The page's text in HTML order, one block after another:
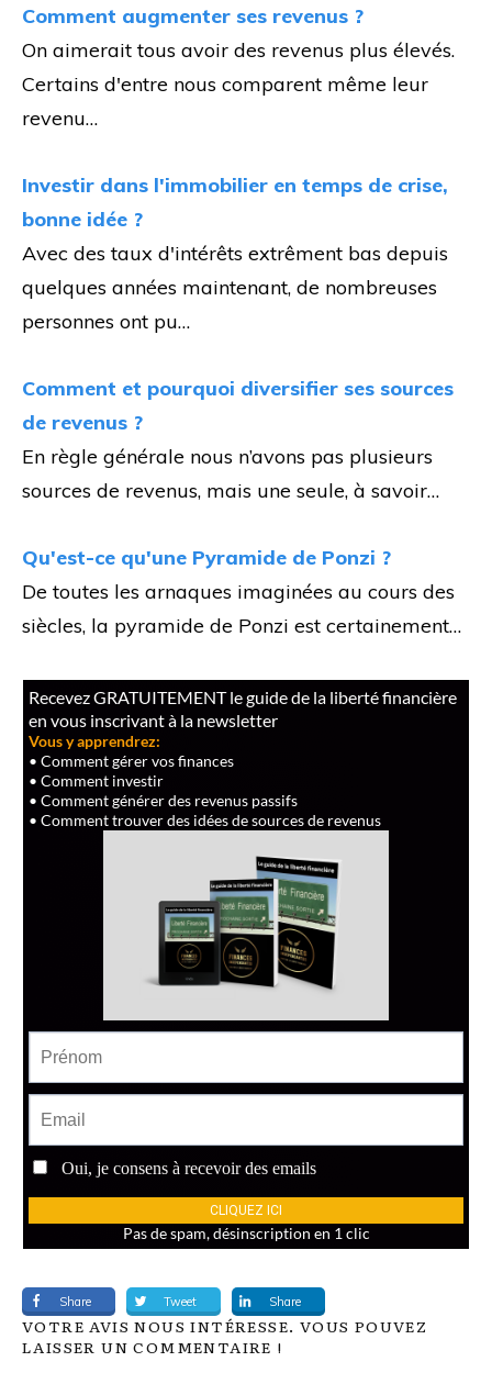
Comment augmenter ses revenus ?
On aimerait tous avoir des revenus plus élevés.
Certains d'entre nous comparent même leur
revenu…
Investir dans l'immobilier en temps de crise,
bonne idée ?
Avec des taux d'intérêts extrêment bas depuis
quelques années maintenant, de nombreuses
personnes ont pu…
Comment et pourquoi diversifier ses sources
de revenus ?
En règle générale nous n’avons pas plusieurs
sources de revenus, mais une seule, à savoir…
Qu'est-ce qu'une Pyramide de Ponzi ?
De toutes les arnaques imaginées au cours des
siècles, la pyramide de Ponzi est certainement…
Share Tweet Share
VOTRE AVIS NOUS INTÉRESSE. VOUS POUVEZ
LAISSER UN COMMENTAIRE !